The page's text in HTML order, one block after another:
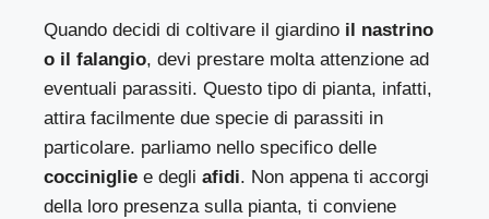
Quando decidi di coltivare il giardino il nastrino
o il falangio, devi prestare molta attenzione ad
eventuali parassiti. Questo tipo di pianta, infatti,
attira facilmente due specie di parassiti in
particolare. parliamo nello specifico delle
cocciniglie e degliafidi. Non appena ti accorgi
della loro presenza sulla pianta, ti conviene